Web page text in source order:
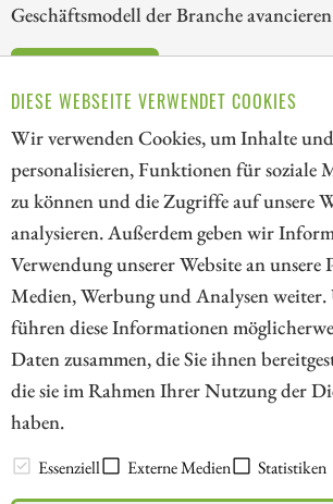
DIESE WEBSEITE VERWENDET COOKIES
Wir verwenden Cookies, um Inhalte
personalisieren, Funktionen für soziale
zu können und die Zugriffe auf unsere
analysieren. Außerdem geben wir
Verwendung unserer Website an unsere
Medien, Werbung und Analysen weiter.
führen diese Informationen
Daten zusammen, die Sie ihnen
die sie im Rahmen Ihrer Nutzung der
haben.
Essenziell Externe Medien Statistiken
Geschäftsmodell der Branche
1
// kapitalerhoehungen.de - © 2026 - Die
Investoren und Unternehmen rund um
und Unternehmensfinanzierung
LEXIKON